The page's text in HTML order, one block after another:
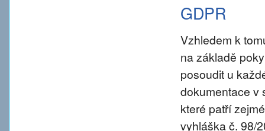
GDPR
Vzhledem k
na základě
posoudit u
dokumentace v
které patří
vyhláška č. 98/